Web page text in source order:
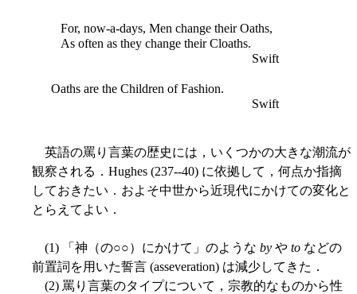
For, now-a-days, Men change their Oaths,
As often as they change their Cloaths.
Swift
Oaths are the Children of Fashion.
Swift
英語の罵り言葉の歴史には，いくつかの大きな潮流が
観察される．Hughes (237--40) に依拠して，何点か指摘
しておきたい．およそ中世から近現代にかけての変化と
とらえてよい．
(1) 「神（の○○）にかけて」のような by や to などの
前置詞を用いた誓言 (asseveration) は減少してきた．
(2) 罵り言葉のタイプについて，宗教的なものから性